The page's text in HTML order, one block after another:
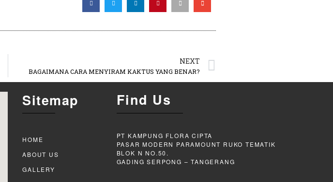
NEXT
BAGAIMANA CARA MENYIRAM KAKTUS YANG BENAR?
Sitemap
HOME
ABOUT US
GALLERY
Find Us
PT KAMPUNG FLORA CIPTA
PASAR MODERN PARAMOUNT RUKO TEMATIK
BLOK N NO.50.
GADING SERPONG – TANGERANG